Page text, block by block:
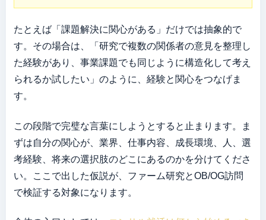
たとえば「課題解決に関心がある」だけでは抽象的で
す。その場合は、「研究で複数の関係者の意見を整理し
た経験があり、事業課題でも同じように構造化して考え
られるか試したい」のように、経験と関心をつなげま
す。
この段階で完璧な言葉にしようとすると止まります。ま
ずは自分の関心が、業界、仕事内容、成長環境、人、選
考経験、将来の選択肢のどこにあるのかを分けてくださ
い。ここで出した仮説が、ファーム研究とOB/OG訪問
で検証する対象になります。